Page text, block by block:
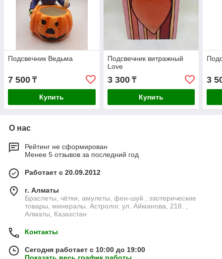
Подсвечник Ведьма
7 500 ₸
Купить
Подсвечник витражный
Love
3 300₸
Купить
3
О нас
Рейтинг не сформирован
Менее 5 отзывов за последний год
Работает с 20.09.2012
г. Алматы
Браслеты, чётки, амулеты, фен-шуй , эзотерические
товары, минералы. Астролог. ул. Айманова, 218. ,
Алматы, Казахстан
Контакты
Сегодня работает с 10:00 до 19:00